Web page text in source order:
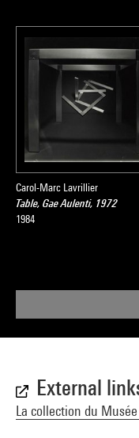
Carol-Marc Lavrillier
Table, Gae Aulenti, 1972
1984
External
La collection du